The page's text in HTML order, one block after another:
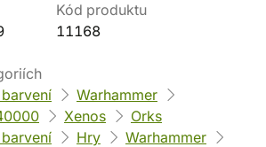
Kód produktu
11168
Warhammer
Xenos
Orks
Hry
Warhammer